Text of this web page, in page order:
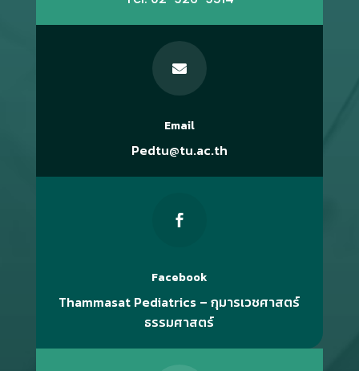

Email
Pedtu@tu.ac.th

Facebook
Thammasat Pediatrics – กุมารเวชศาสตร์
ธรรมศาสตร์